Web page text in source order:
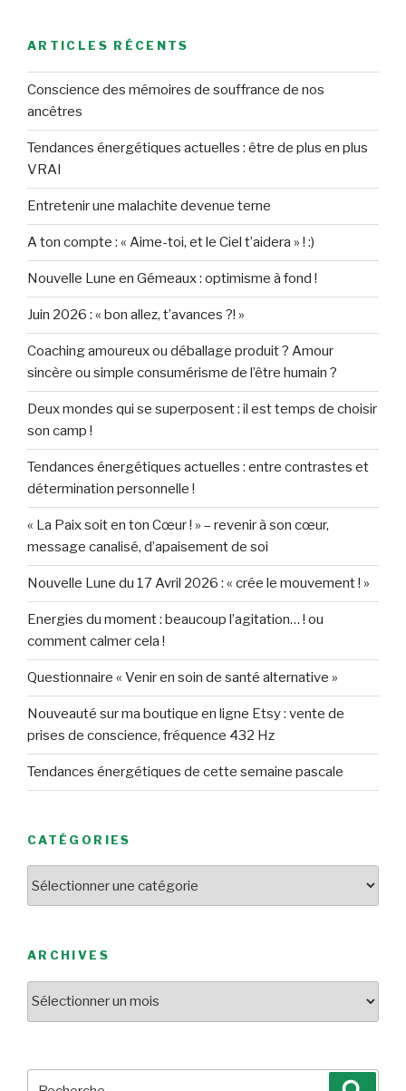
ARTICLES RÉCENTS
Conscience des mémoires de souffrance de nos
ancêtres
Tendances énergétiques actuelles : être de plus en plus
VRAI
Entretenir une malachite devenue terne
A ton compte : « Aime-toi, et le Ciel t’aidera » ! :)
Nouvelle Lune en Gémeaux : optimisme à fond !
Juin 2026 : « bon allez, t’avances ?! »
Coaching amoureux ou déballage produit ? Amour
sincère ou simple consumérisme de l’être humain ?
Deux mondes qui se superposent : il est temps de choisir
son camp !
Tendances énergétiques actuelles : entre contrastes et
détermination personnelle !
« La Paix soit en ton Cœur ! » – revenir à son cœur,
message canalisé, d’apaisement de soi
Nouvelle Lune du 17 Avril 2026 : « crée le mouvement ! »
Energies du moment : beaucoup l’agitation… ! ou
comment calmer cela !
Questionnaire « Venir en soin de santé alternative »
Nouveauté sur ma boutique en ligne Etsy : vente de
prises de conscience, fréquence 432 Hz
Tendances énergétiques de cette semaine pascale
CATÉGORIES
ARCHIVES